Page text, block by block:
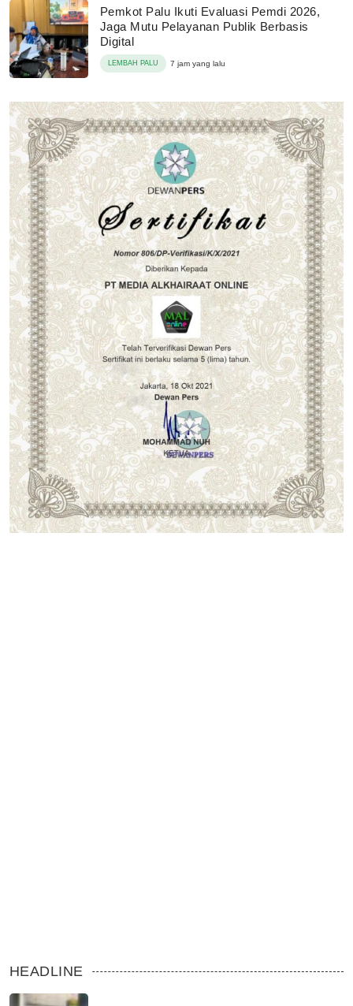
Pemkot Palu Ikuti Evaluasi Pemdi 2026,
Jaga Mutu Pelayanan Publik Berbasis
Digital
LEMBAH PALU 7 jam yang lalu
HEADLINE